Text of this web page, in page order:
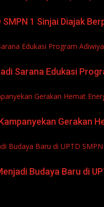
SMPN 1 Sinjai Diajak
Edukasi Program
Sarana Edukasi
Gerakan Hemat
Gerakan
Budaya Baru di UPTD SMPN
Budaya Baru di